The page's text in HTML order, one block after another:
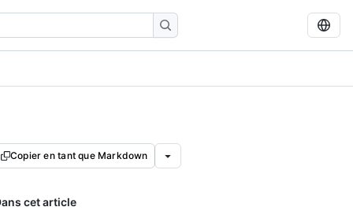
Copier en tant que Markdown
cet article